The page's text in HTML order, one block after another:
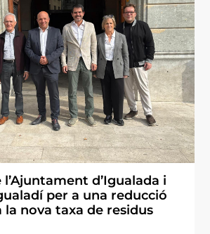
d’Igualada i
per a una reducció
nova taxa de residus